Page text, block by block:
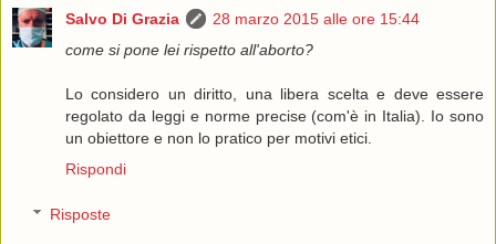
Salvo Di Grazia
28 marzo 2015 alle ore 15:44
come si pone lei rispetto all'aborto?
Lo considero un diritto, una libera scelta e deve essere
regolato da leggi e norme precise (com'è in Italia). Io sono
un obiettore e non lo pratico per motivi etici.
Rispondi
Risposte